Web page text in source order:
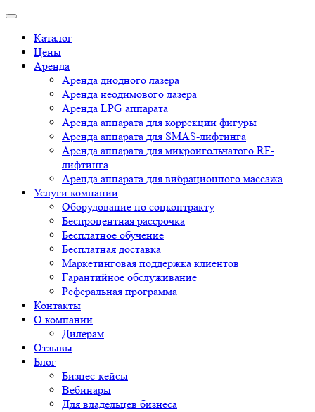
Каталог
Цены
Аренда
Аренда диодного лазера
Аренда неодимового лазера
Аренда LPG аппарата
Аренда аппарата для коррекции фигуры
Аренда аппарата для SMAS-лифтинга
Аренда аппарата для микроигольчатого RF-
лифтинга
Аренда аппарата для вибрационного массажа
Услуги компании
Оборудование по соцконтракту
Беспроцентная рассрочка
Бесплатное обучение
Бесплатная доставка
Маркетинговая поддержка клиентов
Гарантийное обслуживание
Реферальная программа
Контакты
О компании
Дилерам
Отзывы
Блог
Бизнес-кейсы
Вебинары
Для владельцев бизнеса